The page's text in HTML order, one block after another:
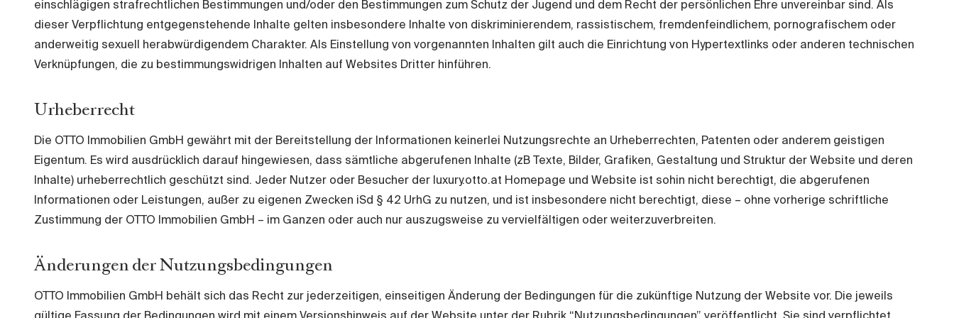
einschlägigen strafrechtlichen Bestimmungen und/oder den Bestimmungen zum Schutz der Jugend und dem Recht der persönlichen Ehre unvereinbar sind. Als
dieser Verpflichtung entgegenstehende Inhalte gelten insbesondere Inhalte von diskriminierendem, rassistischem, fremdenfeindlichem, pornografischem oder
anderweitig sexuell herabwürdigendem Charakter. Als Einstellung von vorgenannten Inhalten gilt auch die Einrichtung von Hypertextlinks oder anderen technischen
Verknüpfungen, die zu bestimmungswidrigen Inhalten auf Websites Dritter hinführen.
Urheberrecht
Die OTTO Immobilien GmbH gewährt mit der Bereitstellung der Informationen keinerlei Nutzungsrechte an Urheberrechten, Patenten oder anderem geistigen
Eigentum. Es wird ausdrücklich darauf hingewiesen, dass sämtliche abgerufenen Inhalte (zB Texte, Bilder, Grafiken, Gestaltung und Struktur der Website und deren
Inhalte) urheberrechtlich geschützt sind. Jeder Nutzer oder Besucher der luxury.otto.at Homepage und Website ist sohin nicht berechtigt, die abgerufenen
Informationen oder Leistungen, außer zu eigenen Zwecken iSd § 42 UrhG zu nutzen, und ist insbesondere nicht berechtigt, diese – ohne vorherige schriftliche
Zustimmung der OTTO Immobilien GmbH – im Ganzen oder auch nur auszugsweise zu vervielfältigen oder weiterzuverbreiten.
Änderungen der Nutzungsbedingungen
OTTO Immobilien GmbH behält sich das Recht zur jederzeitigen, einseitigen Änderung der Bedingungen für die zukünftige Nutzung der Website vor. Die jeweils